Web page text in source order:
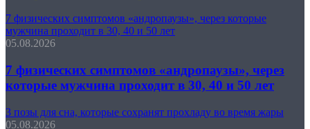
7 физических симптомов «андропаузы», через которые
мужчина проходит в 30, 40 и 50 лет
05.08.2026
7 физических симптомов «андропаузы», через
которые мужчина проходит в 30, 40 и 50 лет
3 позы для сна, которые сохранят прохладу во время жары
05.08.2026